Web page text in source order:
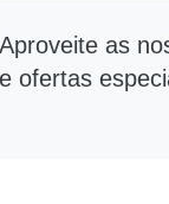
Aproveite as
e ofertas